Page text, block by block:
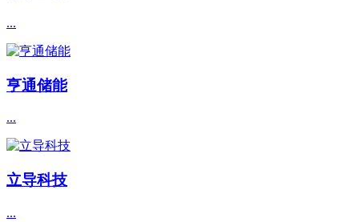
...
亨通储能
...
立导科技
...